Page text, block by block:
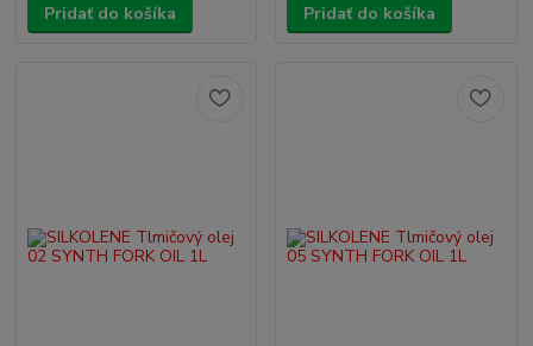
Pridať do košíka Pridať do košíka